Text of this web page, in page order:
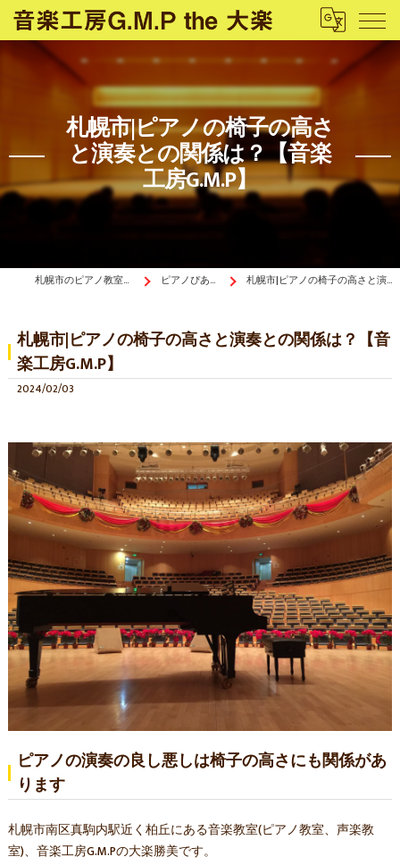
札幌市|ピアノの椅子の高さ
と演奏との関係は？【音楽
工房G.M.P】
札幌市のピアノ教室は音楽工房G.M.P the 大楽 ピアノぴあ〜の《ブログ》 札幌市|ピアノの椅子の高さと演奏との関係は？【音楽工房G.M.P】
札幌市|ピアノの椅子の高さと演奏との関係は？【音
楽工房G.M.P】
2024/02/03
ピアノの演奏の良し悪しは椅子の高さにも関係があ
ります
札幌市南区真駒内駅近く柏丘にある音楽教室(ピアノ教室、声楽教
室)、音楽工房G.M.Pの大楽勝美です。